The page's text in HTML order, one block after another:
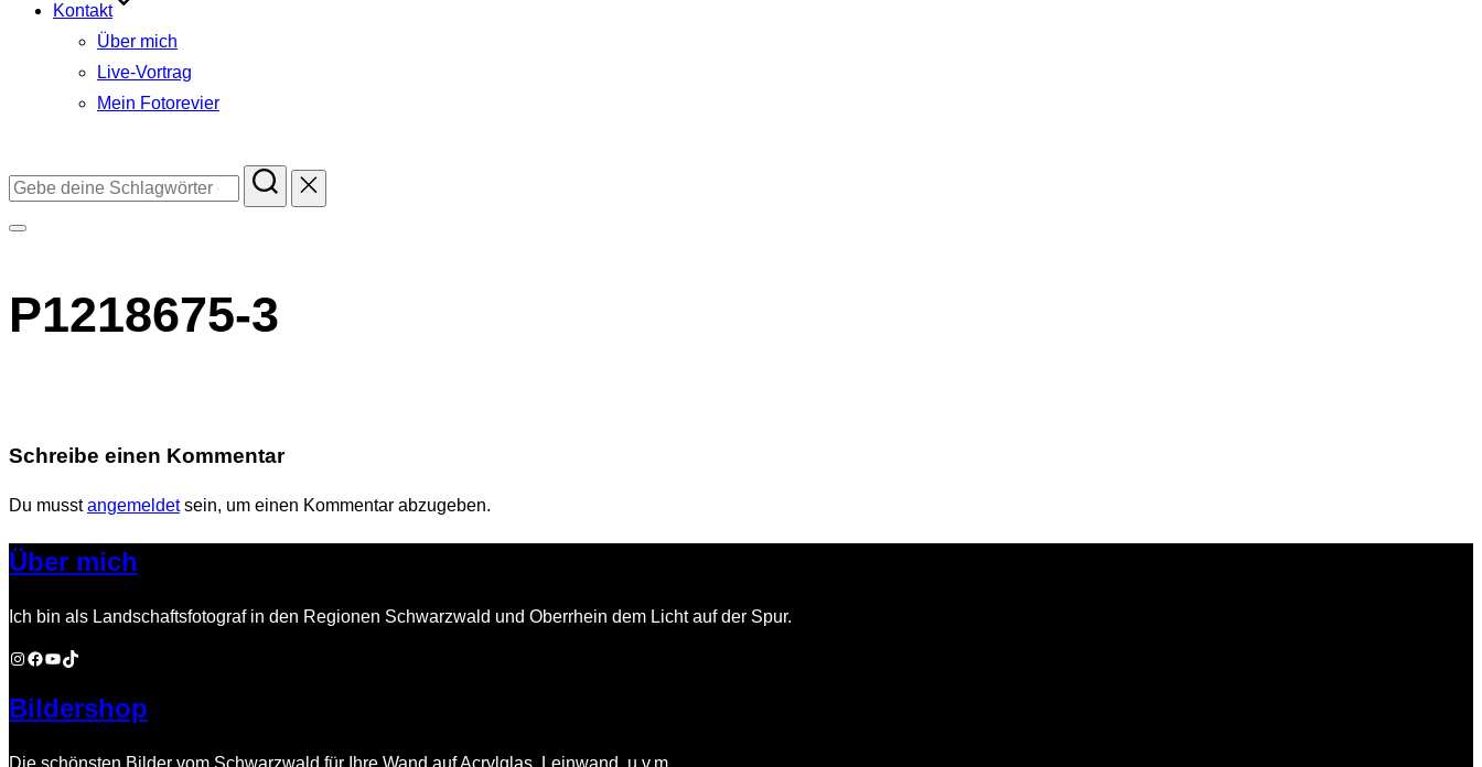
Kontakt
Über mich
Live-Vortrag
Mein Fotorevier
Suchen
Navigation
umschalten
P1218675-3
Schreibe einen Kommentar
Du musstangemeldetsein, um einen Kommentar abzugeben.
Über mich
Ich bin als Landschaftsfotograf in den Regionen Schwarzwald und Oberrhein dem Licht auf der Spur.
Instagram
Facebook
YouTube
TikTok
Bildershop
Die schönsten Bilder vom Schwarzwald für Ihre Wand auf Acrylglas, Leinwand, u.v.m.